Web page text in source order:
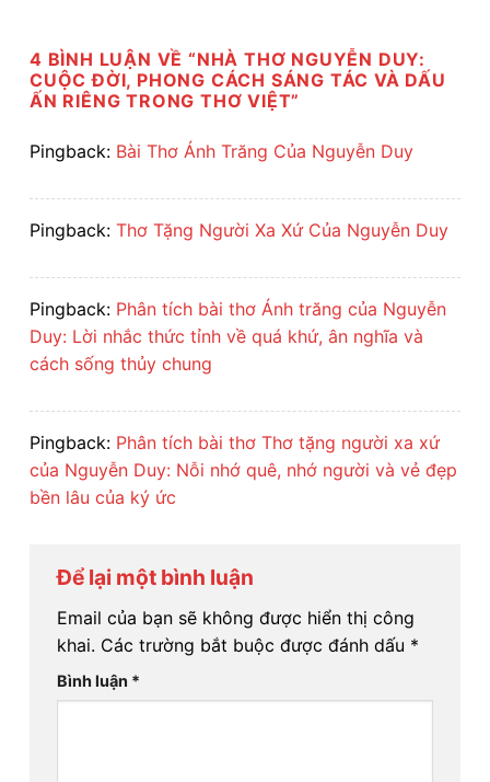
4 BÌNH LUẬN VỀ “NHÀ THƠ NGUYỄN DUY:
CUỘC ĐỜI, PHONG CÁCH SÁNG TÁC VÀ DẤU
ẤN RIÊNG TRONG THƠ VIỆT”
Pingback: Bài Thơ Ánh Trăng Của Nguyễn Duy
Pingback: Thơ Tặng Người Xa Xứ Của Nguyễn Duy
Pingback: Phân tích bài thơ Ánh trăng của Nguyễn
Duy: Lời nhắc thức tỉnh về quá khứ, ân nghĩa và
cách sống thủy chung
Pingback: Phân tích bài thơ Thơ tặng người xa xứ
của Nguyễn Duy: Nỗi nhớ quê, nhớ người và vẻ đẹp
bền lâu của ký ức
Để lại một bình luận
Email của bạn sẽ không được hiển thị công
khai. Các trường bắt buộc được đánh dấu *
Bình luận *